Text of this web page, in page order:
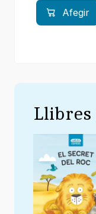
Afegir
Llibres